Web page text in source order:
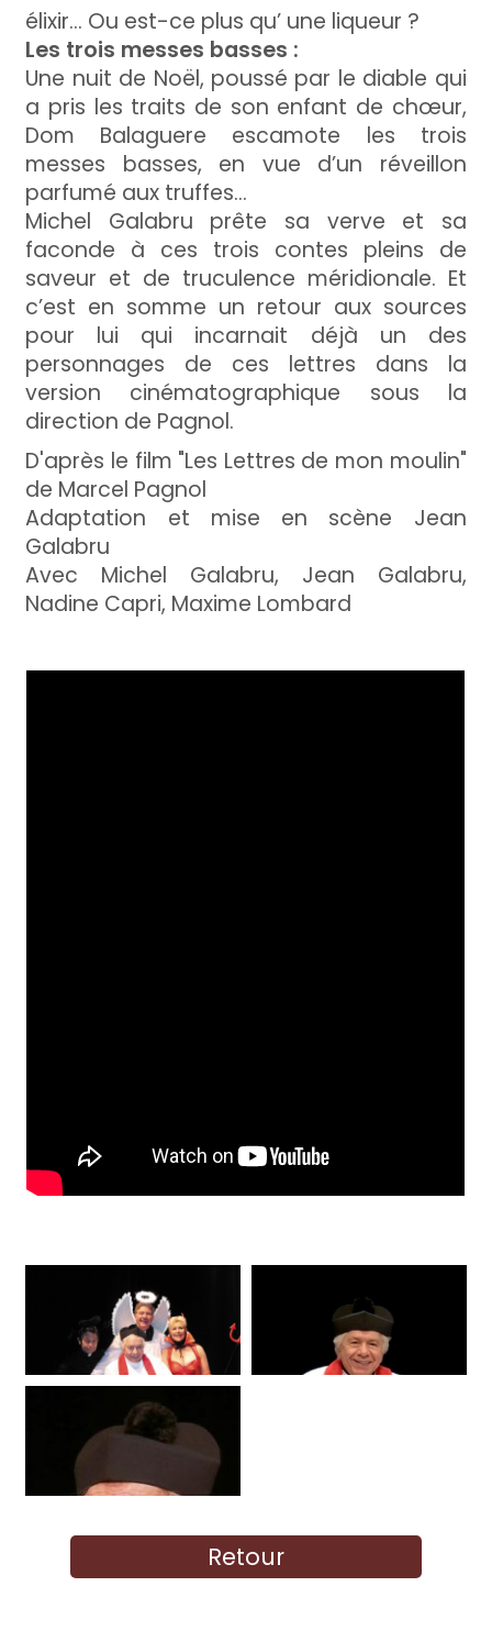
élixir… Ou est-ce plus qu’ une liqueur ?
Les trois messes basses :
Une nuit de Noël, poussé par le diable qui
a pris les traits de son enfant de chœur,
Dom Balaguere escamote les trois
messes basses, en vue d’un réveillon
parfumé aux truffes…
Michel Galabru prête sa verve et sa
faconde à ces trois contes pleins de
saveur et de truculence méridionale. Et
c’est en somme un retour aux sources
pour lui qui incarnait déjà un des
personnages de ces lettres dans la
version cinématographique sous la
direction de Pagnol.
D'après le film "Les Lettres de mon moulin"
de Marcel Pagnol
Adaptation et mise en scène Jean
Galabru
Avec Michel Galabru, Jean Galabru,
Nadine Capri, Maxime Lombard
Retour